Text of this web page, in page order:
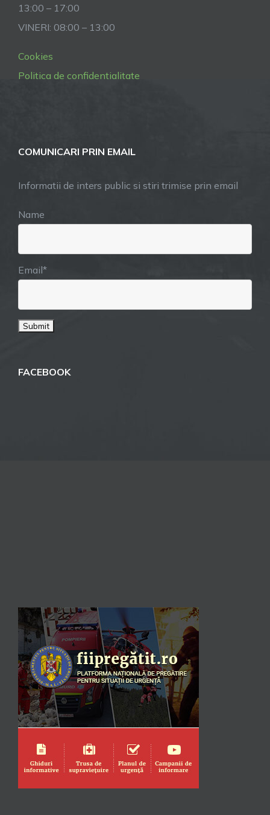
13:00 – 17:00
VINERI: 08:00 – 13:00
Cookies
Politica de confidentialitate
COMUNICARI PRIN EMAIL
Informatii de inters public si stiri trimise prin email
Name
Email*
FACEBOOK